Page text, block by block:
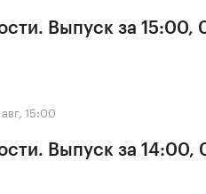
Выпуск за 15:00,
15:00
Выпуск за 14:00,